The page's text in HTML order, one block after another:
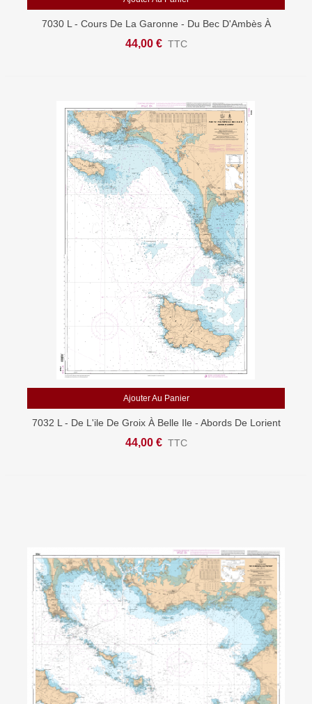
7030 L - Cours De La Garonne - Du Bec D'Ambès À
Bordeaux - Carte Marine Shom Papier
44,00 € TTC
Ajouter Au Panier
7032 L - De L'ile De Groix À Belle Ile - Abords De Lorient
- Carte Marine Shom Papier
44,00 € TTC